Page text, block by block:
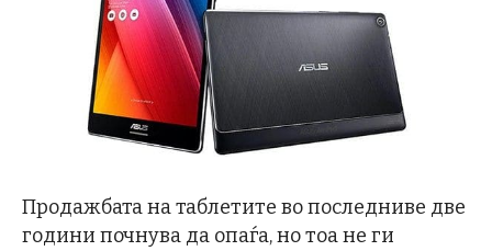
Продажбата на таблетите во последниве две
години почнува да опаѓа, но тоа не ги